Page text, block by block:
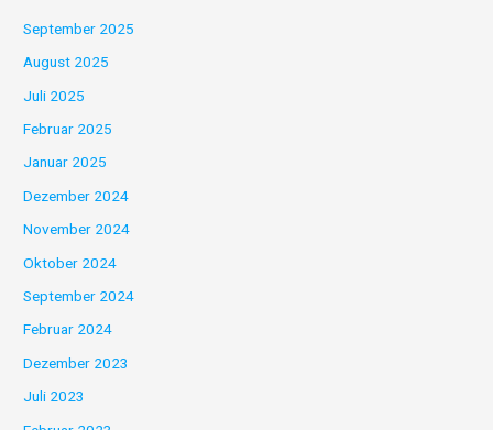
September 2025
August 2025
Juli 2025
Februar 2025
Januar 2025
Dezember 2024
November 2024
Oktober 2024
September 2024
Februar 2024
Dezember 2023
Juli 2023